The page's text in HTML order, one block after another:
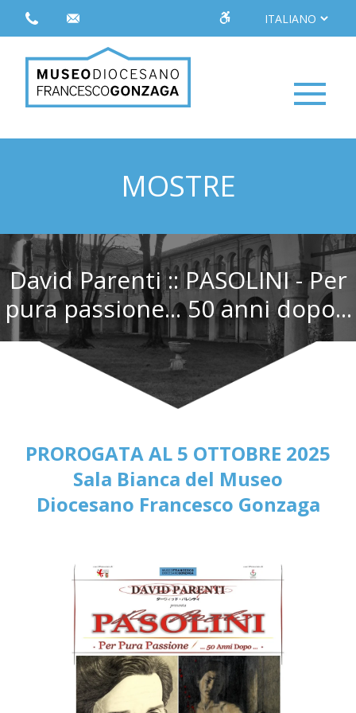
MOSTRE
David Parenti :: PASOLINI - Per
pura passione... 50 anni dopo...
PROROGATA AL 5 OTTOBRE 2025
Sala Bianca del Museo
Diocesano Francesco Gonzaga